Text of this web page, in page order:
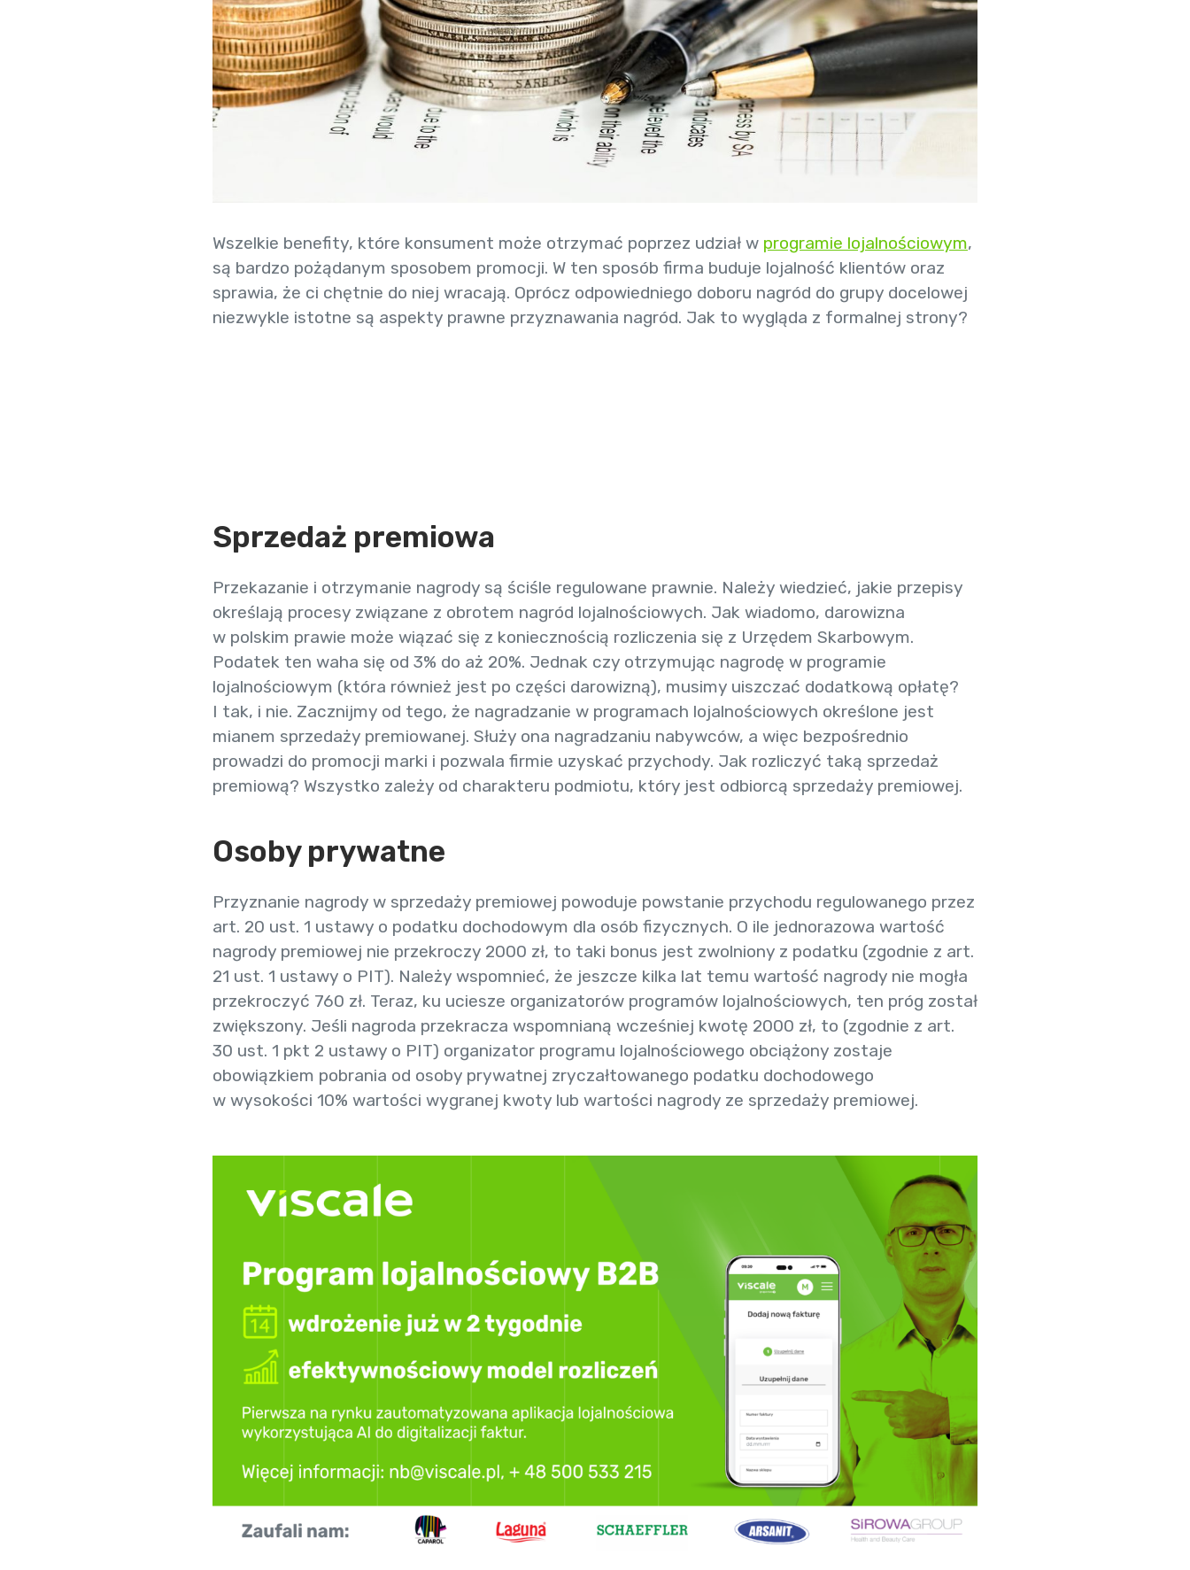
Wszelkie benefity, które konsument może otrzymać poprzez udział w programie lojalnościowym,
są bardzo pożądanym sposobem promocji. W ten sposób firma buduje lojalność klientów oraz
sprawia, że ci chętnie do niej wracają. Oprócz odpowiedniego doboru nagród do grupy docelowej
niezwykle istotne są aspekty prawne przyznawania nagród. Jak to wygląda z formalnej strony?
Sprzedaż premiowa
Przekazanie i otrzymanie nagrody są ściśle regulowane prawnie. Należy wiedzieć, jakie przepisy
określają procesy związane z obrotem nagród lojalnościowych. Jak wiadomo, darowizna
w polskim prawie może wiązać się z koniecznością rozliczenia się z Urzędem Skarbowym.
Podatek ten waha się od 3% do aż 20%. Jednak czy otrzymując nagrodę w programie
lojalnościowym (która również jest po części darowizną), musimy uiszczać dodatkową opłatę?
I tak, i nie. Zacznijmy od tego, że nagradzanie w programach lojalnościowych określone jest
mianem sprzedaży premiowanej. Służy ona nagradzaniu nabywców, a więc bezpośrednio
prowadzi do promocji marki i pozwala firmie uzyskać przychody. Jak rozliczyć taką sprzedaż
premiową? Wszystko zależy od charakteru podmiotu, który jest odbiorcą sprzedaży premiowej.
Osoby prywatne
Przyznanie nagrody w sprzedaży premiowej powoduje powstanie przychodu regulowanego przez
art. 20 ust. 1 ustawy o podatku dochodowym dla osób fizycznych. O ile jednorazowa wartość
nagrody premiowej nie przekroczy 2000 zł, to taki bonus jest zwolniony z podatku (zgodnie z art.
21 ust. 1 ustawy o PIT). Należy wspomnieć, że jeszcze kilka lat temu wartość nagrody nie mogła
przekroczyć 760 zł. Teraz, ku uciesze organizatorów programów lojalnościowych, ten próg został
zwiększony. Jeśli nagroda przekracza wspomnianą wcześniej kwotę 2000 zł, to (zgodnie z art.
30 ust. 1 pkt 2 ustawy o PIT) organizator programu lojalnościowego obciążony zostaje
obowiązkiem pobrania od osoby prywatnej zryczałtowanego podatku dochodowego
w wysokości 10% wartości wygranej kwoty lub wartości nagrody ze sprzedaży premiowej.